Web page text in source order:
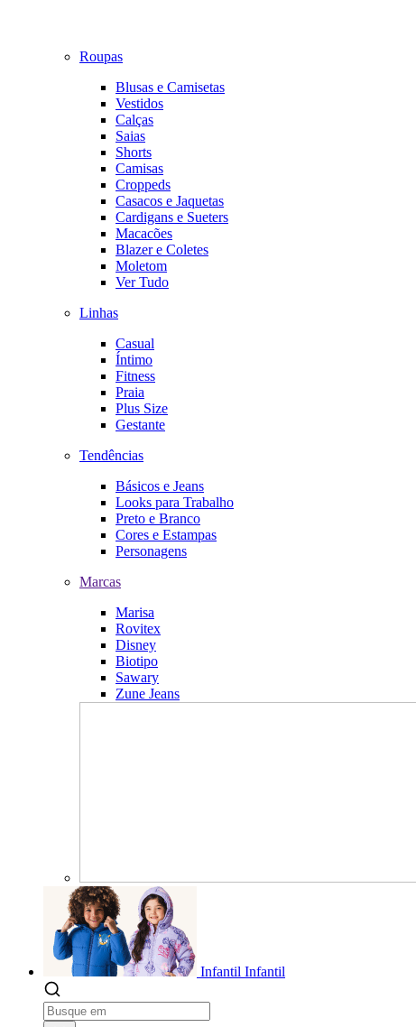
Roupas
Blusas e Camisetas
Vestidos
Calças
Saias
Shorts
Camisas
Croppeds
Casacos e Jaquetas
Cardigans e Sueters
Macacões
Blazer e Coletes
Moletom
Ver Tudo
Linhas
Casual
Íntimo
Fitness
Praia
Plus Size
Gestante
Tendências
Básicos e Jeans
Looks para Trabalho
Preto e Branco
Cores e Estampas
Personagens
Marcas
Marisa
Rovitex
Disney
Biotipo
Sawary
Zune Jeans
Infantil Infantil